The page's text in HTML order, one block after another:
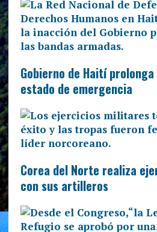
Gobierno de Haití
estado de emergencia
Corea del Norte realiza
con sus artilleros